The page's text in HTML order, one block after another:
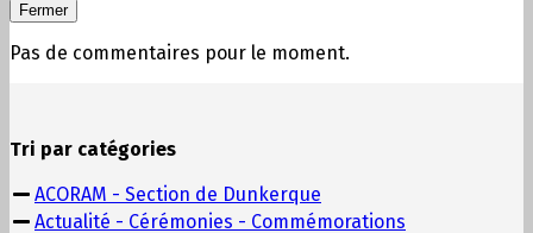
Fermer
Pas de commentaires pour le moment.
Tri par catégories
ACORAM - Section de Dunkerque
Actualité - Cérémonies - Commémorations